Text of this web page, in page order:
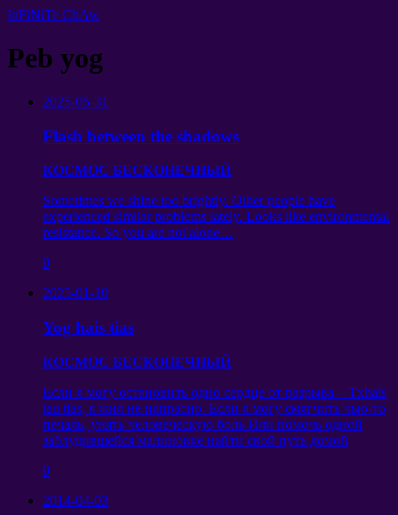
InFiNiTe ChAw
Peb yog
2025-05-31
Flash between the shadows
КОСМОС БЕСКОНЕЧНЫЙ
Sometimes we shine too brightly. Other people have
experienced similar problems lately. Looks like environmental
resistance. So you are not alone…
0
2025-01-10
Yog hais tias
КОСМОС БЕСКОНЕЧНЫЙ
Если я могу остановить одно сердце от разрыва – Txhais
tau tias, я жил не напрасно. Если я могу смягчить чью-то
печаль, унять человеческую боль Или помочь одной
заблудившейся малиновке найти свой путь домой
0
2014-04-03